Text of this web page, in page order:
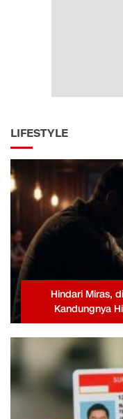
LIFESTYLE
Hindari Miras,
Kandungnya